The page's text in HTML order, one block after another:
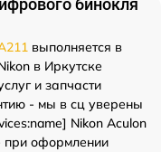
бинокля
выполняется в
в Иркутске
и запчасти
- мы в сц уверены
Nikon Aculon
при оформлении